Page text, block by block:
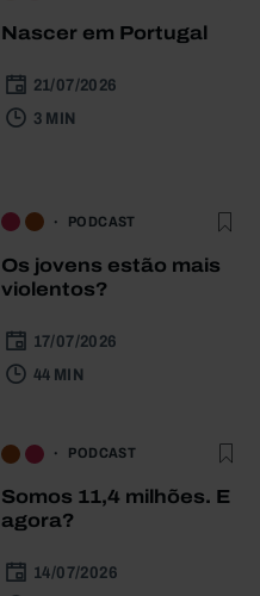
Nascer em Portugal
21/07/2026
3 MIN
PODCAST
Os jovens estão mais
violentos?
17/07/2026
44 MIN
PODCAST
Somos 11,4 milhões. E
agora?
14/07/2026